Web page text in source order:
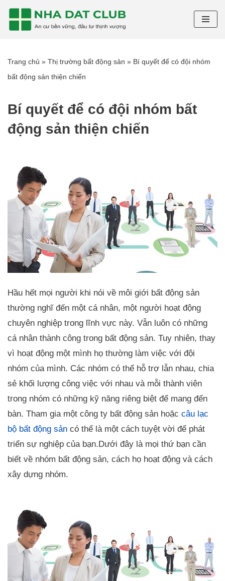
Chuyển
nội
dung
Trang chủ » Thị trường bất động sản » Bí quyết để có đội nhóm
bất động sản thiện chiến
Bí quyết để có đội nhóm bất
động sản thiện chiến
Hầu hết mọi người khi nói về môi giới bất động sản
thường nghĩ đến một cá nhân, một người hoạt động
chuyên nghiệp trong lĩnh vực này. Vẫn luôn có những
cá nhân thành công trong bất động sản. Tuy nhiên, thay
vì hoạt động một mình họ thường làm việc với đội
nhóm của mình. Các nhóm có thể hỗ trợ lẫn nhau, chia
sẻ khối lượng công việc với nhau và mỗi thành viên
trong nhóm có những kỹ năng riêng biệt để mang đến
bàn. Tham gia một công ty bất động sản hoặc câu lạc
bộ bất động sản có thể là một cách tuyệt vời để phát
triển sự nghiệp của bạn.Dưới đây là mọi thứ bạn cần
biết về nhóm bất động sản, cách họ hoạt động và cách
xây dựng nhóm.